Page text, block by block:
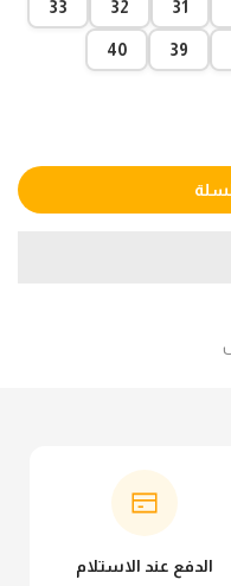
31
32
33
39
40
الدفع عند الاستلام